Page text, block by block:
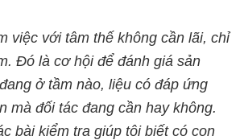
việc với tâm thế không cần lãi, chỉ
Đó là cơ hội để đánh giá sản
ở tầm nào, liệu có đáp ứng
mà đối tác đang cần hay không.
bài kiểm tra giúp tôi biết có con